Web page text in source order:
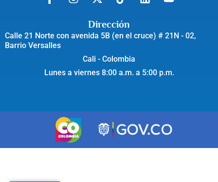
Dirección
Calle 21 Norte con avenida 5B (en el cruce) # 21N - 02,
Barrio Versalles
Cali - Colombia
Lunes a viernes 8:00 a.m. a 5:00 p.m.